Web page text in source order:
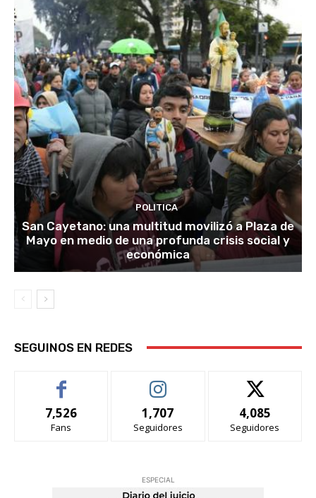
POLITICA
San Cayetano: una multitud movilizó a Plaza de
Mayo en medio de una profunda crisis social y
económica
SEGUINOS EN REDES
7,526
Fans
1,707
Seguidores
4,085
Seguidores
ESPECIAL